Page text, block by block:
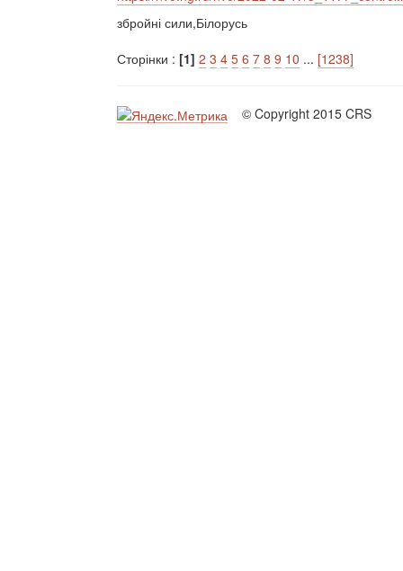
збройні сили,Білорусь
Сторінки : [1] 2 3 4 5 6 7 8 9 10 ... [1238]
© Copyright 2015 CRS